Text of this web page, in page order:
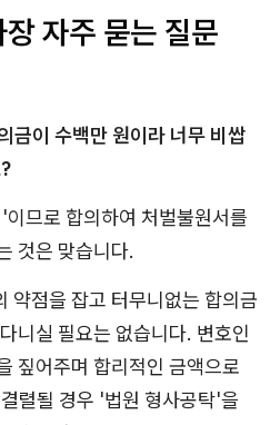
자주 묻는 질문
금이 수백만 원이라 너무 비쌉
므로 합의하여 처벌불원서를
것은 맞습니다.
약점을 잡고 터무니없는 합의금
니실 필요는 없습니다. 변호인
짚어주며 합리적인 금액으로
렬될 경우 '법원 형사공탁'을